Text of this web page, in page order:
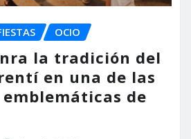
OCIO
la tradición del
en una de las
emblemáticas de